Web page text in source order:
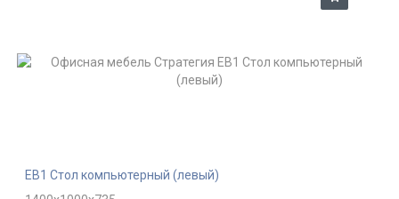
EB1 Стол компьютерный (левый)